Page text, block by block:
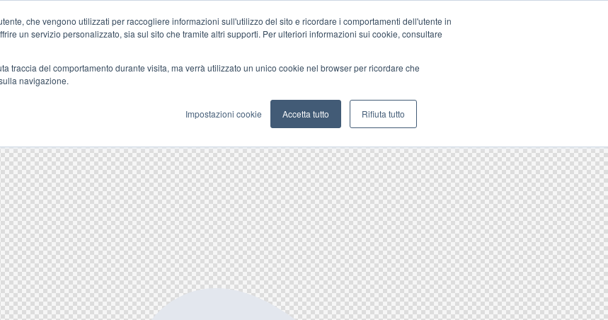
che vengono utilizzati per raccogliere informazioni sull'utilizzo del sito e ricordare i comportamenti dell'utente in
un servizio personalizzato, sia sul sito che tramite altri supporti. Per ulteriori informazioni sui cookie, consultare
traccia del comportamento durante visita, ma verrà utilizzato un unico cookie nel browser per ricordare che
navigazione.
Impostazioni cookie Accetta tutto Rifiuta tutto